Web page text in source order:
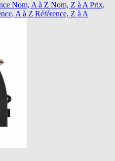
Nom, A à Z Nom, Z à A Prix,
A à Z Référence, Z à A